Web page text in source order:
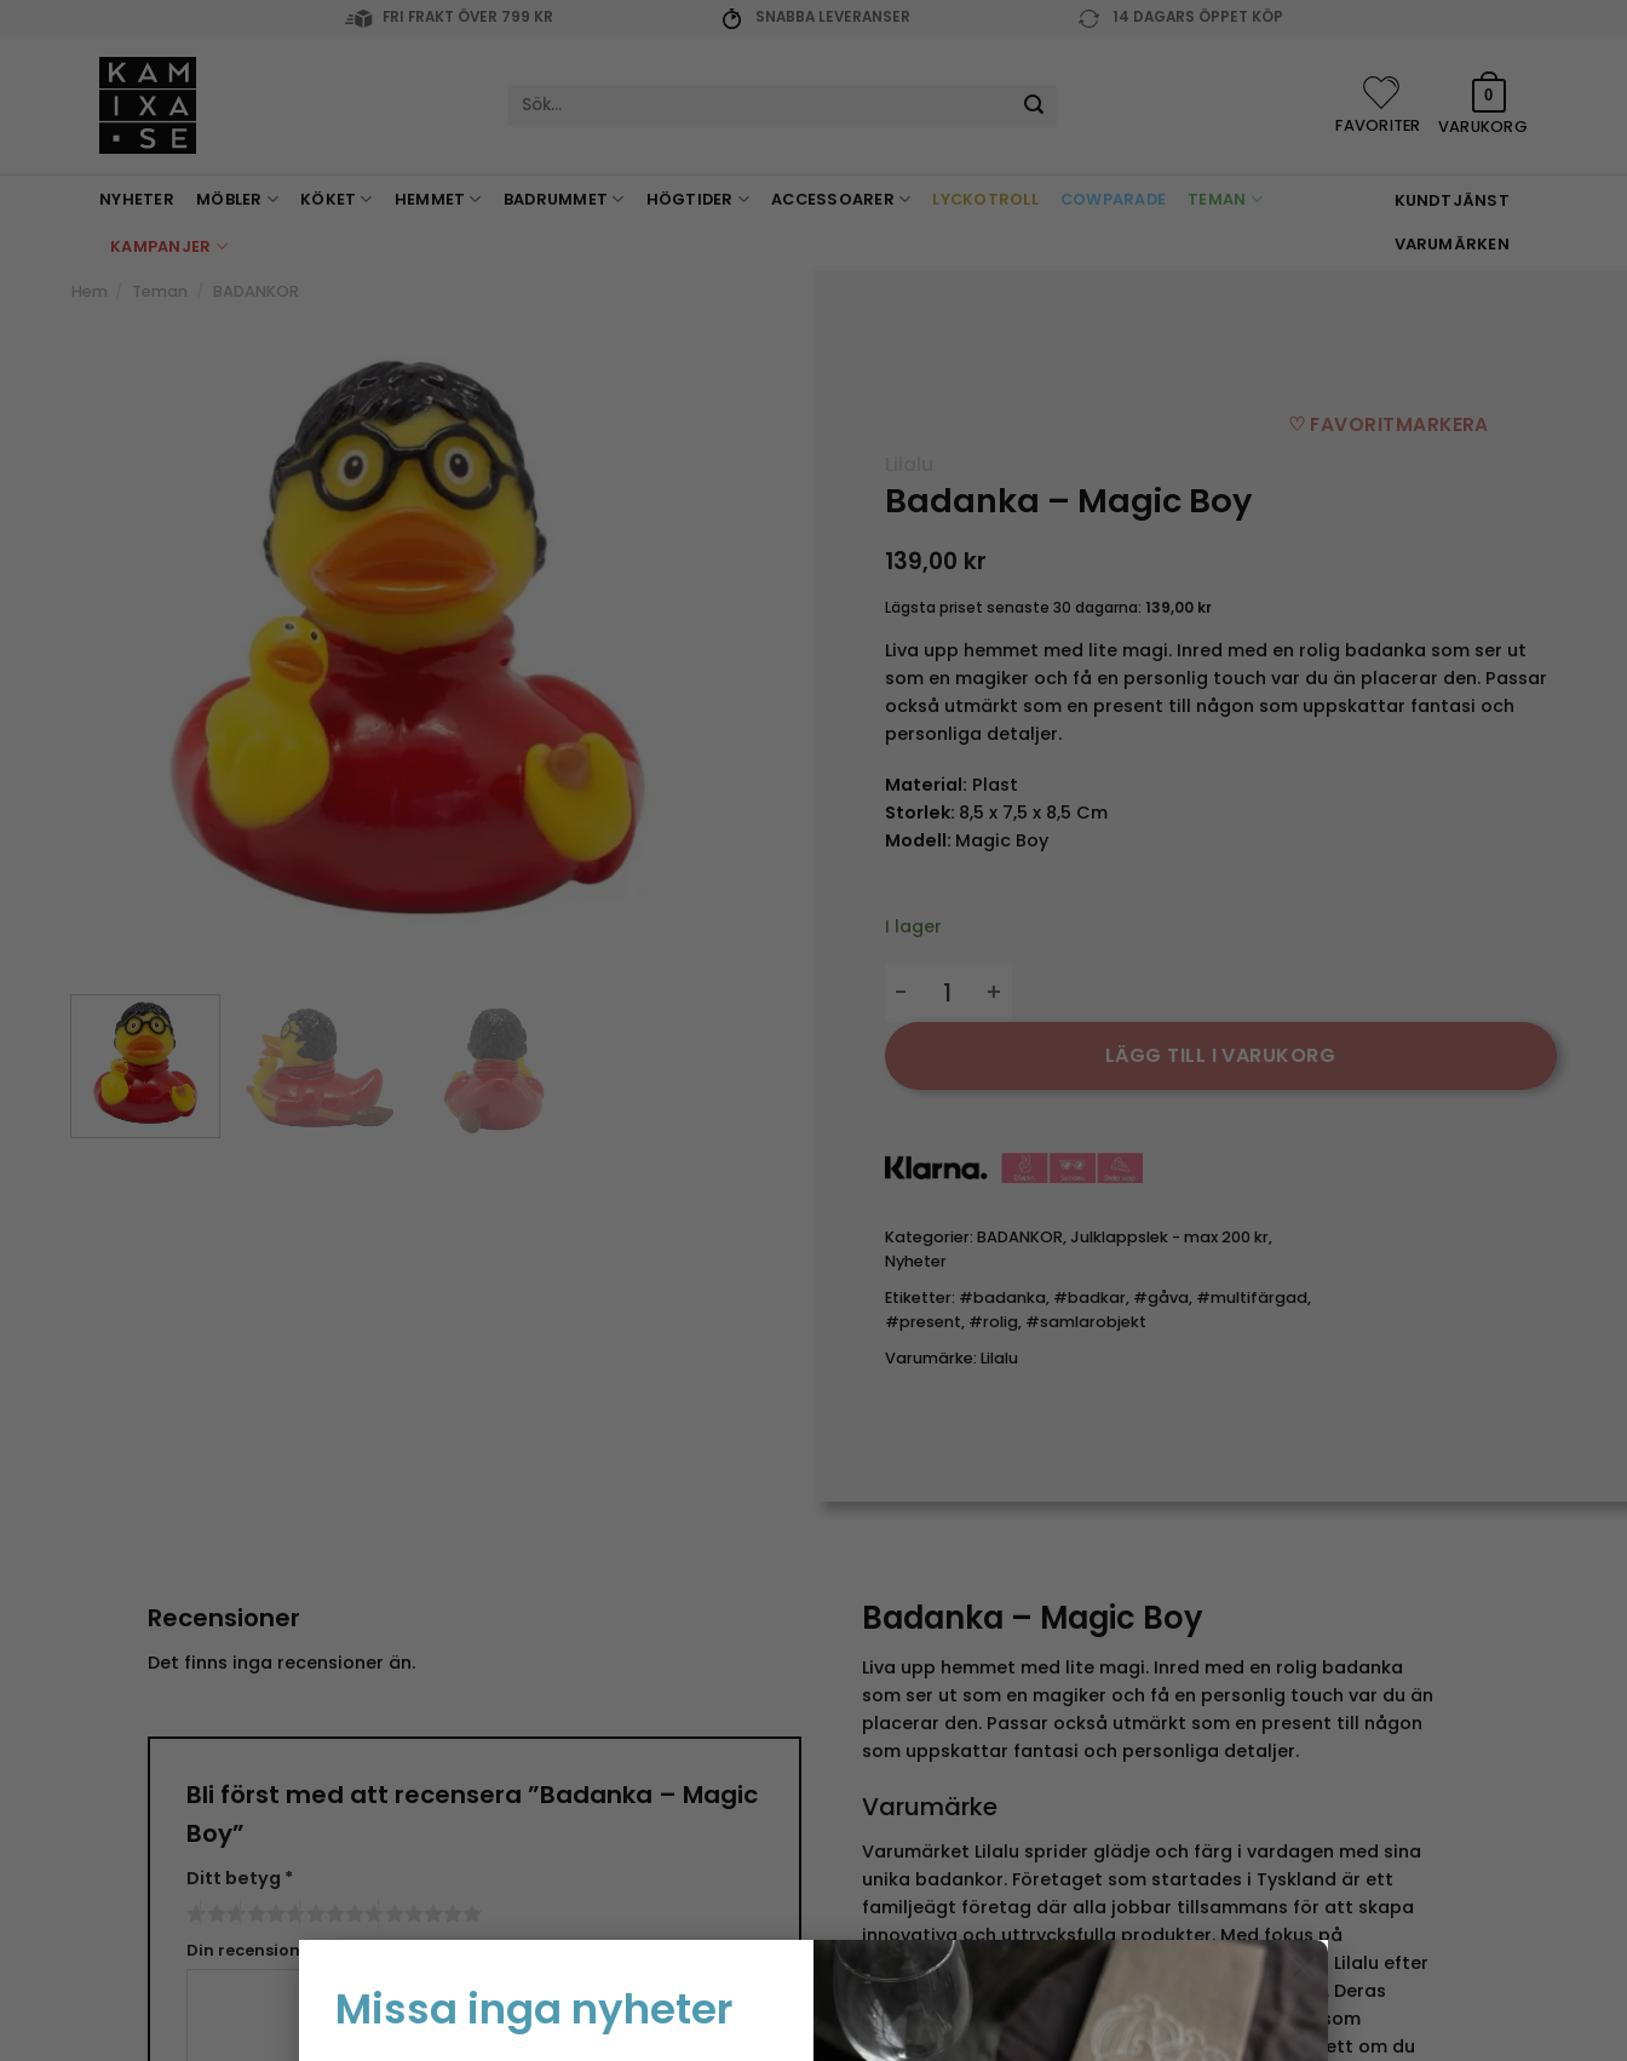
Missa inga nyheter
×
FRI FRAKT ÖVER 799 KR SNABBA LEVERANSER 14 DAGARS ÖPPET KÖP
Sök
FAVORITER VARUKORG
0
NYHETER MÖBLER KÖKET HEMMET BADRUMMET HÖGTIDER ACCESSOARER LYCKOTROLL COWPARADE TEMAN
KAMPANJER
KUNDTJÄNST
VARUMÄRKEN
Hem Teman BADANKOR
♡ FAVORITMARKERA
Badanka – Magic Boy
139,00 kr
Lägsta priset senaste 30 dagarna: 139,00 kr
Liva upp hemmet med lite magi. Inred med en rolig badanka som ser ut
som en magiker och få en personlig touch var du än placerar den. Passar
också utmärkt som en present till någon som uppskattar fantasi och
personliga detaljer.
Material: Plast
Storlek: 8,5 x 7,5 x 8,5 Cm
Modell: Magic Boy
I lager
LÄGG TILL I VARUKORG
Kategorier: BADANKOR, Julklappslek - max 200 kr,
Nyheter
Etiketter: #badanka, #badkar, #gåva, #multifärgad,
#present, #rolig, #samlarobjekt
Varumärke: Lilalu
Recensioner
Det finns inga recensioner än.
Bli först med att recensera ”Badanka – Magic
Boy”
Ditt betyg *
Din recension
Badanka – Magic Boy
Liva upp hemmet med lite magi. Inred med en rolig badanka
som ser ut som en magiker och få en personlig touch var du än
placerar den. Passar också utmärkt som en present till någon
som uppskattar fantasi och personliga detaljer.
Varumärke
Varumärket Lilalu sprider glädje och färg i vardagen med sina
unika badankor. Företaget som startades i Tyskland är ett
familjeägt företag där alla jobbar tillsammans för att skapa
innovativa och uttrycksfulla produkter. Med fokus på
miljövänliga material och hållbara metoder strävar Lilalu efter
att göra livet lite roligare utan att belasta naturen. Deras
produkter är designade för att vara lika charmiga som
funktionella och passar både barn och vuxna. Oavsett om du